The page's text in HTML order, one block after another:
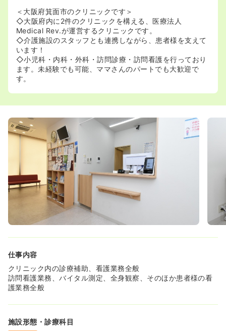
＜大阪府箕面市のクリニックです＞
◇大阪府内に2件のクリニックを構える、医療法人
Medical Rev.が運営するクリニックです。
◇介護施設のスタッフとも連携しながら、患者様を支えて
います！
◇小児科・内科・外科・訪問診療・訪問看護を行っており
ます。未経験でも可能、ママさんのパートでも大歓迎で
す。
仕事内容
クリニック内の診療補助、看護業務全般
訪問看護業務、バイタル測定、全身観察、そのほか患者様の看
護業務全般
施設形態・診療科目